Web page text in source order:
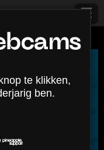
te klikken,
ben.